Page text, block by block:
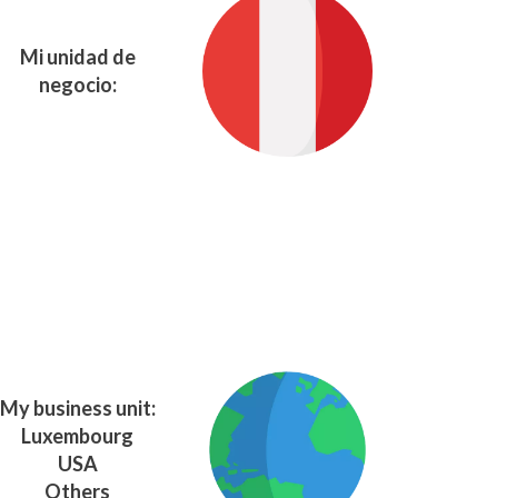
Mi unidad de
negocio:
My business unit:
Luxembourg
USA
Others